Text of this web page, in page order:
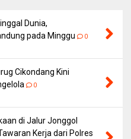
Dunia,
pada Minggu
0
Cikondang Kini
0
di Jalur Jonggol
Kerja dari Polres